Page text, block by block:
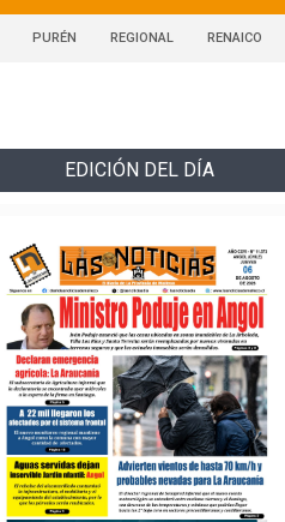
PURÉN REGIONAL RENAICO
EDICIÓN DEL DÍA